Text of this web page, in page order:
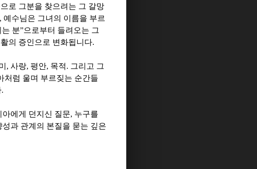
로 그분을 찾으려는 그 갈망
, 예수님은 그녀의 이름을 부르
는 분”으로부터 들려오는 그
의 증인으로 변화됩니다.
, 사랑, 평안, 목적. 그리고 그
처럼 울며 부르짖는 순간들
.
에게 던지신 질문, 누구를
과 관계의 본질을 묻는 깊은